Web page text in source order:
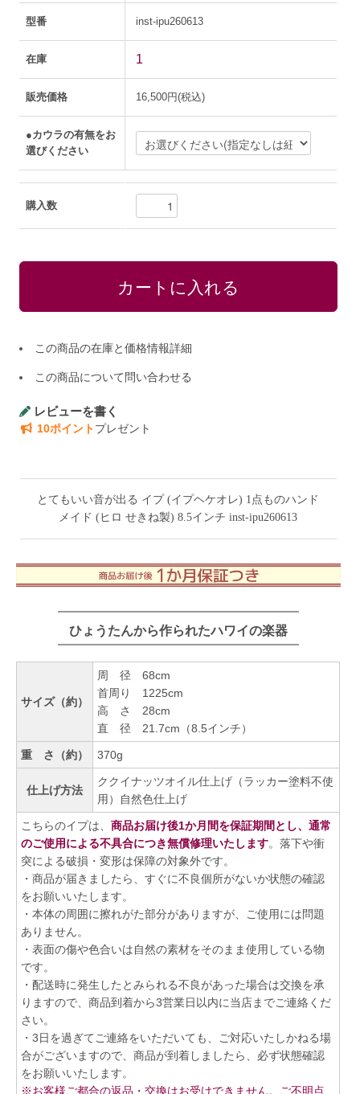
型番 inst-ipu260613
在庫 1
販売価格 16,500円(税込)
●カウラの有無をお
選びください
購入数
この商品の在庫と価格情報詳細
この商品について問い合わせる
レビューを書く
10ポイントプレゼント
とてもいい音が出る イプ (イプヘケオレ) 1点ものハンド
メイド (ヒロ せきね製) 8.5インチ inst-ipu260613
ひょうたんから作られたハワイの楽器
サイズ（約）
周 径 68cm
首周り 1225cm
高 さ 28cm
直 径 21.7cm（8.5インチ）
重 さ（約） 370g
仕上げ方法
ククイナッツオイル仕上げ（ラッカー塗料不使
用）自然色仕上げ
こちらのイプは、 商品お届け後1か月間を保証期間とし、通常
のご使用による不具合につき無償修理いたします。落下や衝
突による破損・変形は保障の対象外です。
・商品が届きましたら、すぐに不良個所がないか状態の確認
をお願いいたします。
・本体の周囲に擦れがた部分がありますが、ご使用には問題
ありません。
・表面の傷や色合いは自然の素材をそのまま使用している物
です。
・配送時に発生したとみられる不良があった場合は交換を承
りますので、商品到着から3営業日以内に当店までご連絡くだ
さい。
・3日を過ぎてご連絡をいただいても、ご対応いたしかねる場
合がございますので、商品が到着しましたら、必ず状態確認
をお願いいたします。
※お客様ご都合の返品・交換はお受けできません。ご不明点